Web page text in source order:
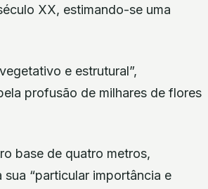
XX, estimando-se uma
e estrutural”,
profusão de milhares de flores
base de quatro metros,
“particular importância e